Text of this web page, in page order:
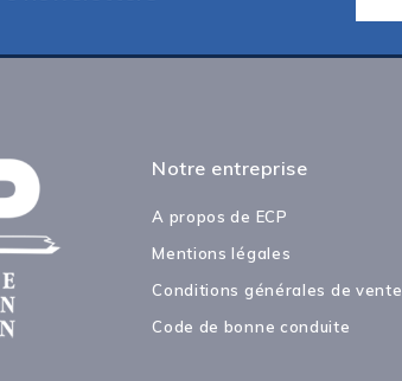
Notre entreprise
A propos de ECP
Mentions légales
Conditions générales de vente
Code de bonne conduite